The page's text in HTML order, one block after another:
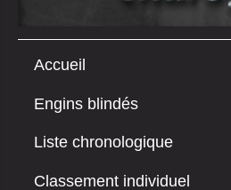
Accueil
Engins blindés
Liste chronologique
Classement individuel